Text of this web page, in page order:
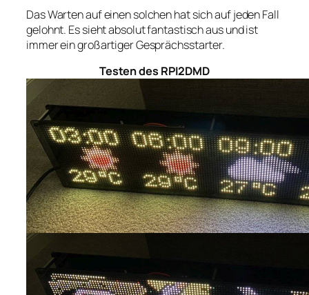
Das Warten auf einen solchen hat sich auf jeden Fall
gelohnt. Es sieht absolut fantastisch aus und ist
immer ein großartiger Gesprächsstarter.
Testen des RPI2DMD